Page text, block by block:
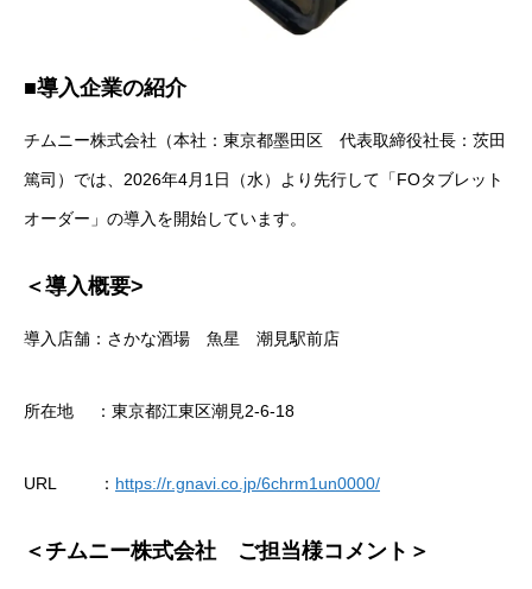
■導入企業の紹介
チムニー株式会社（本社：東京都墨田区 代表取締役社長：茨田
篤司）では、2026年4月1日（水）より先行して「FOタブレット
オーダー」の導入を開始しています。
＜導入概要>
導入店舗：さかな酒場 魚星 潮見駅前店
所在地 ：東京都江東区潮見2-6-18
URL ： https://r.gnavi.co.jp/6chrm1un0000/
＜チムニー株式会社 ご担当様コメント＞